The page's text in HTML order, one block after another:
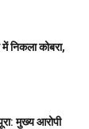
निकला कोबरा,
मुख्य आरोपी